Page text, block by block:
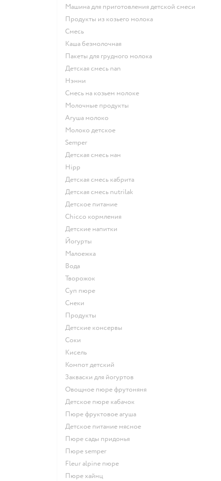
машина для приготовления детской смеси
продукты из козьего молока
смесь
каша безмолочная
пакеты для грудного молока
детская смесь nan
нэнни
смесь на козьем молоке
молочные продукты
агуша молоко
молоко детское
semper
детская смесь нан
hipp
детская смесь кабрита
детская смесь nutrilak
детское питание
chicco кормления
детские напитки
йогурты
малоежка
Вода
творожок
суп пюре
Снеки
Продукты
детские консервы
Соки
кисель
компот детский
Закваски для йогуртов
овощное пюре фрутоняня
детское пюре кабачок
пюре фруктовое агуша
детское питание мясное
пюре сады придонья
пюре semper
fleur alpine пюре
пюре хайнц